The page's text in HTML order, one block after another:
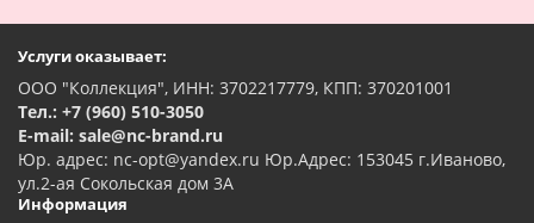
Услуги оказывает:
ООО "Коллекция", ИНН: 3702217779, КПП: 370201001
Тел.: +7 (960) 510-3050
E-mail: sale@nc-brand.ru
Юр. адрес: nc-opt@yandex.ru Юр.Адрес: 153045 г.Иваново,
ул.2-ая Сокольская дом 3А
Информация